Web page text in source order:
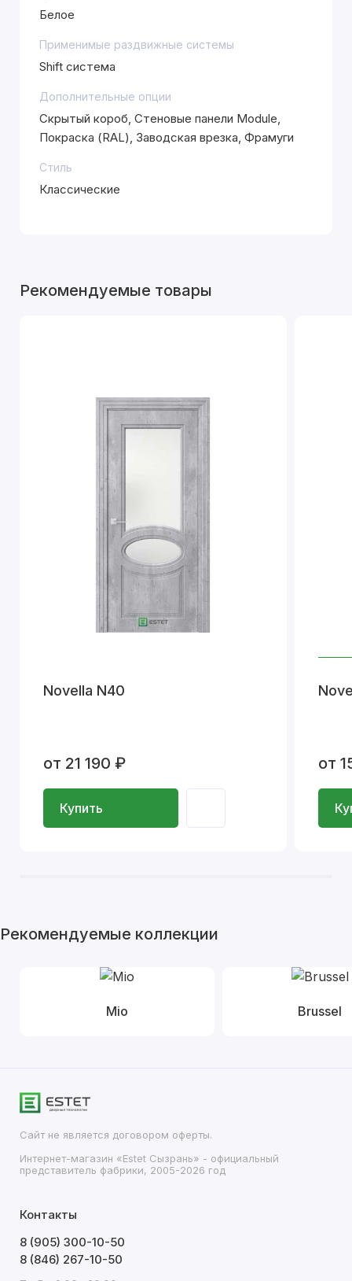
Белое
Применимые раздвижные системы
Shift система
Дополнительные опции
Скрытый короб, Стеновые панели Module,
Покраска (RAL), Заводская врезка, Фрамуги
Стиль
Классические
Рекомендуемые товары
Novella N40
от 21 190 ₽
Купить
от
Рекомендуемые коллекции
Mio Brussel
Сайт не является договором оферты.
Интернет-магазин «Estet Сызрань» - официальный
представитель фабрики, 2005-2026 год
Контакты
8 (905) 300-10-50
8 (846) 267-10-50